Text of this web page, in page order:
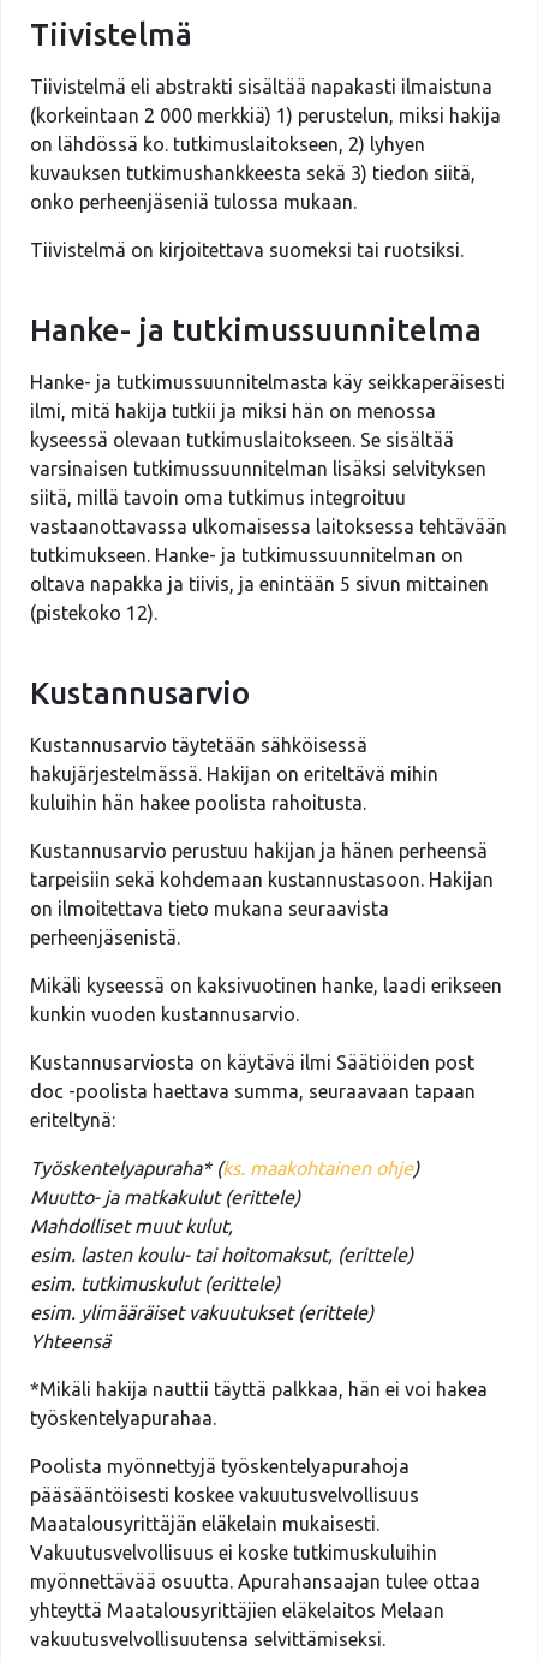
Tiivistelmä
Tiivistelmä eli abstrakti sisältää napakasti ilmaistuna
(korkeintaan 2 000 merkkiä) 1) perustelun, miksi hakija
on lähdössä ko. tutkimuslaitokseen, 2) lyhyen
kuvauksen tutkimushankkeesta sekä 3) tiedon siitä,
onko perheenjäseniä tulossa mukaan.
Tiivistelmä on kirjoitettava suomeksi tai ruotsiksi.
Hanke- ja tutkimussuunnitelma
Hanke- ja tutkimussuunnitelmasta käy seikkaperäisesti
ilmi, mitä hakija tutkii ja miksi hän on menossa
kyseessä olevaan tutkimuslaitokseen. Se sisältää
varsinaisen tutkimussuunnitelman lisäksi selvityksen
siitä, millä tavoin oma tutkimus integroituu
vastaanottavassa ulkomaisessa laitoksessa tehtävään
tutkimukseen. Hanke- ja tutkimussuunnitelman on
oltava napakka ja tiivis, ja enintään 5 sivun mittainen
(pistekoko 12).
Kustannusarvio
Kustannusarvio täytetään sähköisessä
hakujärjestelmässä. Hakijan on eriteltävä mihin
kuluihin hän hakee poolista rahoitusta.
Kustannusarvio perustuu hakijan ja hänen perheensä
tarpeisiin sekä kohdemaan kustannustasoon. Hakijan
on ilmoitettava tieto mukana seuraavista
perheenjäsenistä.
Mikäli kyseessä on kaksivuotinen hanke, laadi erikseen
kunkin vuoden kustannusarvio.
Kustannusarviosta on käytävä ilmi Säätiöiden post
doc -poolista haettava summa, seuraavaan tapaan
eriteltynä:
Työskentelyapuraha* (ks. maakohtainen ohje)
Muutto- ja matkakulut (erittele)
Mahdolliset muut kulut,
esim. lasten koulu- tai hoitomaksut, (erittele)
esim. tutkimuskulut (erittele)
esim. ylimääräiset vakuutukset (erittele)
Yhteensä
*Mikäli hakija nauttii täyttä palkkaa, hän ei voi hakea
työskentelyapurahaa.
Poolista myönnettyjä työskentelyapurahoja
pääsääntöisesti koskee vakuutusvelvollisuus
Maatalousyrittäjän eläkelain mukaisesti.
Vakuutusvelvollisuus ei koske tutkimuskuluihin
myönnettävää osuutta. Apurahansaajan tulee ottaa
yhteyttä Maatalousyrittäjien eläkelaitos Melaan
vakuutusvelvollisuutensa selvittämiseksi.